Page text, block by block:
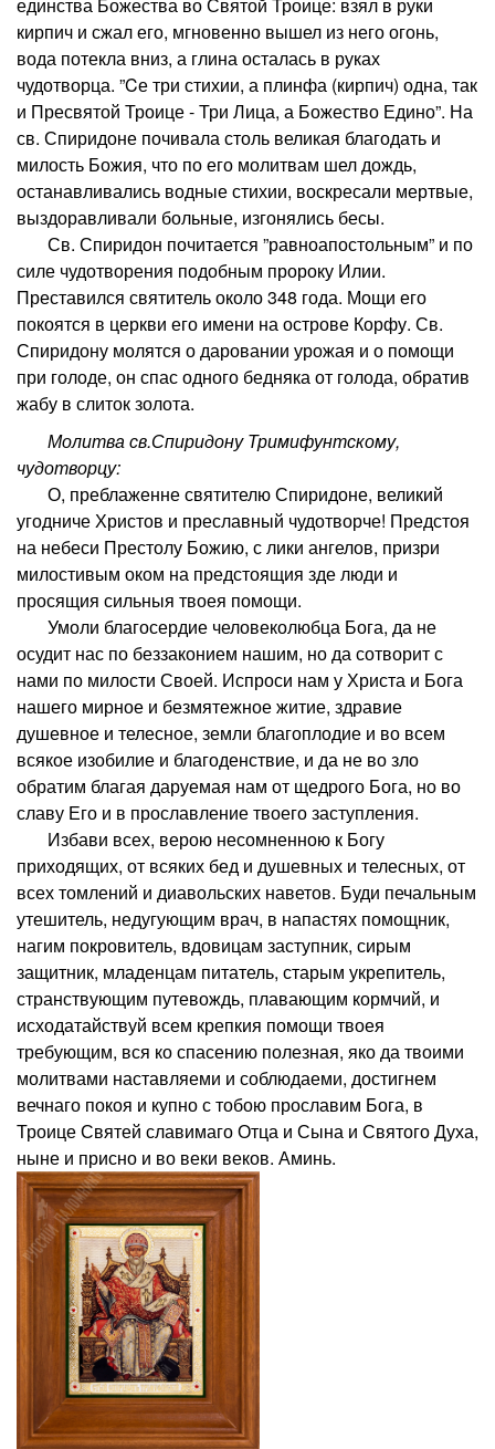
кирпич и сжал его, мгновенно вышел из него огонь,
вода потекла вниз, а глина осталась в руках
чудотворца. ”Cе три стихии, а плинфа (кирпич) одна, так
и Пресвятой Троице - Три Лица, а Божество Едино”. На
св. Спиридоне почивала столь великая благодать и
милость Божия, что по его молитвам шел дождь,
останавливались водные стихии, воскресали мертвые,
выздоравливали больные, изгонялись бесы.
Св. Спиридон почитается ”равноапостольным” и по
силе чудотворения подобным пророку Илии.
Преставился святитель около 348 года. Мощи его
покоятся в церкви его имени на острове Корфу. Св.
Спиридону молятся о даровании урожая и о помощи
при голоде, он спас одного бедняка от голода, обратив
жабу в слиток золота.
Молитва св.Спиридону Тримифунтскому,
чудотворцу:
О, преблаженне святителю Спиридоне, великий
угодниче Христов и преславный чудотворче! Предстоя
на небеси Престолу Божию, с лики ангелов, призри
милостивым оком на предстоящия зде люди и
просящия сильныя твоея помощи.
Умоли благосердие человеколюбца Бога, да не
осудит нас по беззаконием нашим, но да сотворит с
нами по милости Своей. Испроси нам у Христа и Бога
нашего мирное и безмятежное житие, здравие
душевное и телесное, земли благоплодие и во всем
всякое изобилие и благоденствие, и да не во зло
обратим благая даруемая нам от щедрого Бога, но во
славу Его и в прославление твоего заступления.
Избави всех, верою несомненною к Богу
приходящих, от всяких бед и душевных и телесных, от
всех томлений и диавольских наветов. Буди печальным
утешитель, недугующим врач, в напастях помощник,
нагим покровитель, вдовицам заступник, сирым
защитник, младенцам питатель, старым укрепитель,
странствующим путевождь, плавающим кормчий, и
исходатайствуй всем крепкия помощи твоея
требующим, вся ко спасению полезная, яко да твоими
молитвами наставляеми и соблюдаеми, достигнем
вечнаго покоя и купно с тобою прославим Бога, в
Троице Святей славимаго Отца и Сына и Святого Духа,
ныне и присно и во веки веков. Аминь.